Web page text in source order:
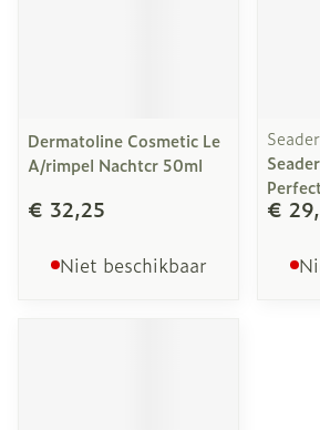
Dermatoline Cosmetic Le
A/rimpel Nachtcr 50ml
€ 32,25
Niet beschikbaar
€